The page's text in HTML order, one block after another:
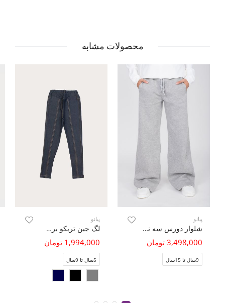
محصولات مشابه
پیانو
شلوار دورس سه نخ خار خورده (ست با کد 10725)
3,498,000 تومان
9سال تا 15سال
پیانو
لگ جین تریکو برش دار
1,994,000 تومان
5سال تا 9سال